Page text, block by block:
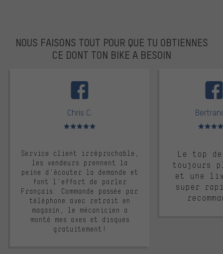
NOUS FAISONS TOUT POUR QUE TU OBTIENNES
CE DONT TON BIKE A BESOIN
Chris C.
Note moyenne : 5 sur 5
Service client irréprochable,
les vendeurs prennent la
peine d'écouter la demande et
font l'effort de parler
Français. Commande passée par
téléphone avec retrait en
magasin, le mécanicien a
monté mes axes et disques
gratuitement!
Note
Le top
toujours
et une
super